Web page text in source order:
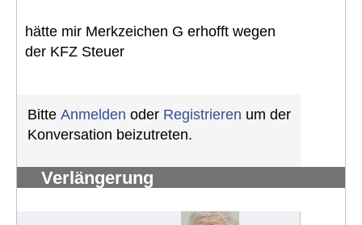
hätte mir Merkzeichen G erhofft wegen
der KFZ Steuer
Bitte Anmelden oder Registrieren um der
Konversation beizutreten.
Verlängerung